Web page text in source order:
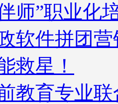
师”职业化
软件拼团
救星！
教育专业